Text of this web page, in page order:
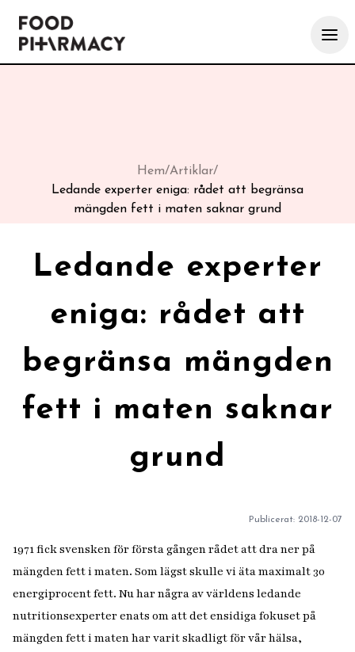
Hem/Artiklar/
Ledande experter eniga: rådet att begränsa
mängden fett i maten saknar grund
Ledande experter
eniga: rådet att
begränsa mängden
fett i maten saknar
grund
Publicerat: 2018-12-07
1971 fick svensken för första gången rådet att dra ner på
mängden fett i maten. Som lägst skulle vi äta maximalt 30
energiprocent fett. Nu har några av världens ledande
nutritionsexperter enats om att det ensidiga fokuset på
mängden fett i maten har varit skadligt för vår hälsa,